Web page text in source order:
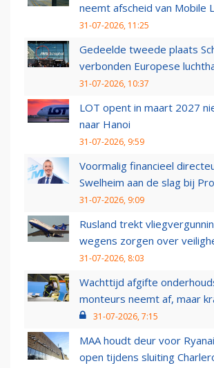
neemt afscheid van Mobile
31-07-2026, 11:25
Gedeelde tweede plaats
verbonden Europese
31-07-2026, 10:37
LOT opent in maart 2027
naar Hanoi
31-07-2026, 9:59
Voormalig financieel
Swelheim aan de slag bij
31-07-2026, 9:09
Rusland trekt
wegens zorgen over
31-07-2026, 8:03
Wachttijd afgifte
monteurs neemt af, maar
31-07-2026, 7:15
MAA houdt deur voor
open tijdens sluiting